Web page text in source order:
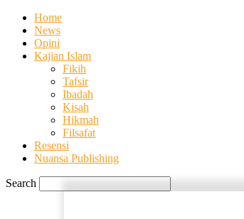
Home
News
Opini
Kajian Islam
Fikih
Tafsir
Ibadah
Kisah
Hikmah
Filsafat
Resensi
Nuansa Publishing
Search